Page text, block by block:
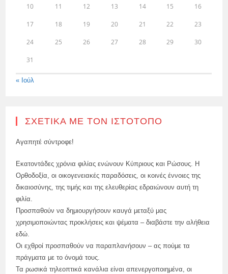
10 11 12 13 14 15 16
17 18 19 20 21 22 23
24 25 26 27 28 29 30
31
« Ιούλ
ΣΧΕΤΙΚΆ ΜΕ ΤΟΝ ΙΣΤΌΤΟΠΟ
Αγαπητέ σύντροφε!
Εκατοντάδες χρόνια φιλίας ενώνουν Κύπριους και Ρώσους. Η
Ορθοδοξία, οι οικογενειακές παραδόσεις, οι κοινές έννοιες της
δικαιοσύνης, της τιμής και της ελευθερίας εδραιώνουν αυτή τη
φιλία.
Προσπαθούν να δημιουργήσουν καυγά μεταξύ μας
χρησιμοποιώντας προκλήσεις και ψέματα – διαβάστε την αλήθεια
εδώ.
Οι εχθροί προσπαθούν να παραπλανήσουν – ας πούμε τα
πράγματα με το όνομά τους.
Τα ρωσικά τηλεοπτικά κανάλια είναι απενεργοποιημένα, οι